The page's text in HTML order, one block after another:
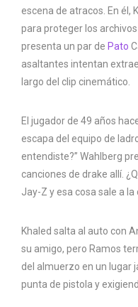
escena de atracos. En él,
para proteger los
presenta un par de Pato
asaltantes intentan
largo del clip cinemático.
El jugador de 49 años
escapa del equipo de
entendiste?” Wahlberg
canciones de drake allí.
Jay-Z y esa cosa sale a la
Khaled salta al auto con
su amigo, pero Ramos
del almuerzo en un lugar
punta de pistola y